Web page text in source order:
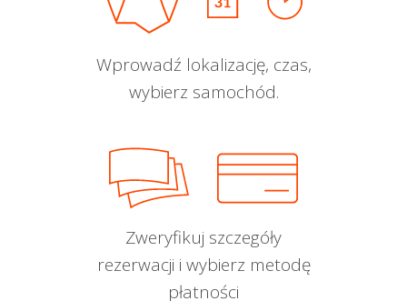
Wprowadź lokalizację, czas,
wybierz samochód.
Zweryfikuj szczegóły
rezerwacji i wybierz metodę
płatności